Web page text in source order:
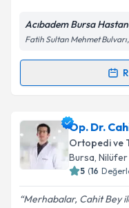
Kişisel
Metni'ni
kapsamda
Acıbadem Bursa
Fatih Sultan Mehmet
Randevu
Doç. Dr. Murat
oluşturun. Size bu
takvim
Op. Dr.
Ortopedi ve
Bursa, Nilüfer
5 (16
Merhabalar, Cahit Bey